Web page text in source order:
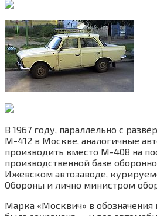
В 1967 году, параллельно с
М-412 в Москве, аналогичные
производить вместо М-408 на
производственной базе
Ижевском автозаводе,
Обороны и лично министром
Марка «Москвич» в